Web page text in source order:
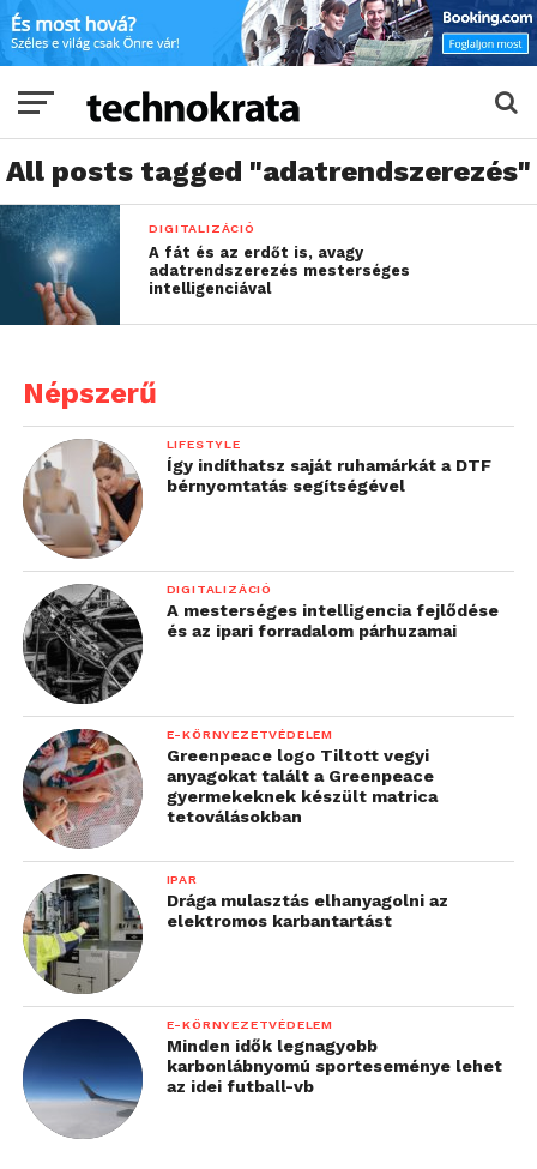
All posts tagged "adatrendszerezés"
DIGITALIZÁCIÓ
A fát és az erdőt is, avagy
adatrendszerezés mesterséges
intelligenciával
Népszerű
LIFESTYLE
Így indíthatsz saját ruhamárkát a DTF
bérnyomtatás segítségével
DIGITALIZÁCIÓ
A mesterséges intelligencia fejlődése
és az ipari forradalom párhuzamai
E-KÖRNYEZETVÉDELEM
Greenpeace logo Tiltott vegyi
anyagokat talált a Greenpeace
gyermekeknek készült matrica
tetoválásokban
IPAR
Drága mulasztás elhanyagolni az
elektromos karbantartást
E-KÖRNYEZETVÉDELEM
Minden idők legnagyobb
karbonlábnyomú sporteseménye lehet
az idei futball-vb